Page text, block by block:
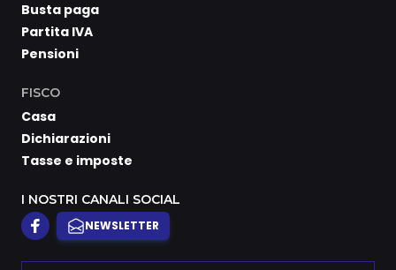
Busta paga
Partita IVA
Pensioni
FISCO
Casa
Dichiarazioni
Tasse e imposte
I NOSTRI CANALI SOCIAL
NEWSLETTER